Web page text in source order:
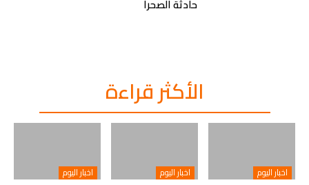
حادثة الصحرا
الأكثر قراءة
اخبار اليوم اخبار اليوم اخبار اليوم